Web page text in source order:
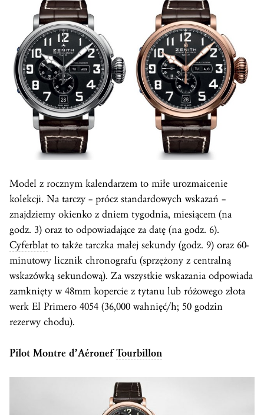
Model z rocznym kalendarzem to miłe urozmaicenie
kolekcji. Na tarczy – prócz standardowych wskazań –
znajdziemy okienko z dniem tygodnia, miesiącem (na
godz. 3) oraz to odpowiadające za datę (na godz. 6).
Cyferblatto także tarczka małej sekundy (godz. 9) oraz 60-
minutowy licznik chronografu (sprzężony z centralną
wskazówką sekundową). Za wszystkie wskazania odpowiada
zamknięty w 48mm kopercie z tytanu lub różowego złota
werk El Primero 4054 (36,000 wahnięć/h; 50 godzin
rezerwy chodu).
Pilot Montre d’AéronefTourbillon